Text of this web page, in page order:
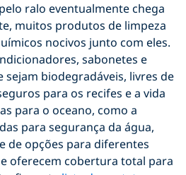
ralo eventualmente chega
muitos produtos de limpeza
nocivos junto com eles.
sabonetes e
biodegradáveis, livres de
para os recifes e a vida
para o oceano, como a
para segurança da água,
de opções para diferentes
oferecem cobertura total para